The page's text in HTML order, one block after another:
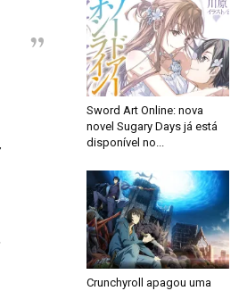
Sword Art Online: nova
novel Sugary Days já está
disponível no...
Crunchyroll apagou uma